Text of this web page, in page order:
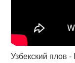
Узбекский плов